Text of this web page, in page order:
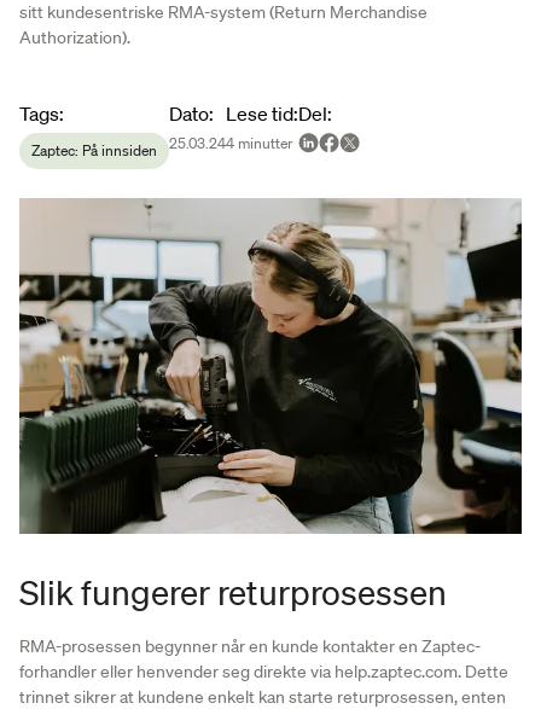
sitt kundesentriske RMA-system (Return Merchandise
Authorization).
Article metadata
Tags:
Zaptec: På innsiden
Dato:
25.03.24
Lese tid:
4 minutter
Del:
Slik fungerer returprosessen
RMA-prosessen begynner når en kunde kontakter en Zaptec-
forhandler eller henvender seg direkte via help.zaptec.com. Dette
trinnet sikrer at kundene enkelt kan starte returprosessen, enten